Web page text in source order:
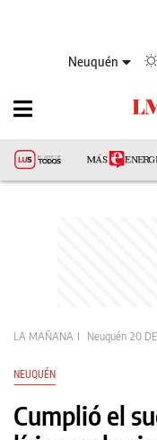
Neuquén
LA MAÑANA Neuquén 20
NEUQUÉN
Cumplió el